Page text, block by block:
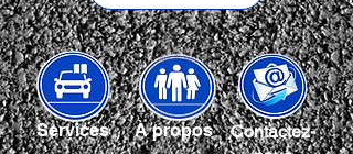
Services À propos
Contactez-